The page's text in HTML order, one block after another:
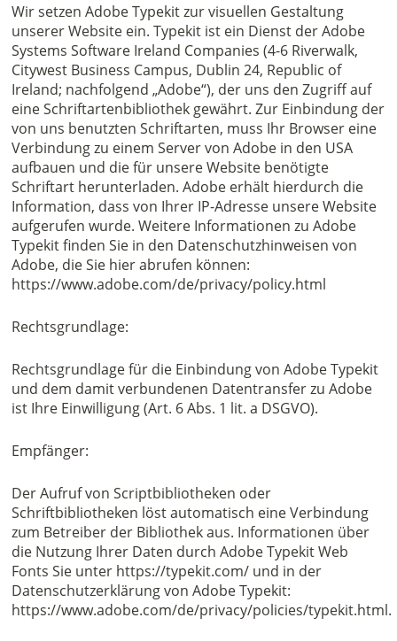
Wir setzen Adobe Typekit zur visuellen Gestaltung
unserer Website ein. Typekit ist ein Dienst der Adobe
Systems Software Ireland Companies (4-6 Riverwalk,
Citywest Business Campus, Dublin 24, Republic of
Ireland; nachfolgend „Adobe“), der uns den Zugriff auf
eine Schriftartenbibliothek gewährt. Zur Einbindung der
von uns benutzten Schriftarten, muss Ihr Browser eine
Verbindung zu einem Server von Adobe in den USA
aufbauen und die für unsere Website benötigte
Schriftart herunterladen. Adobe erhält hierdurch die
Information, dass von Ihrer IP-Adresse unsere Website
aufgerufen wurde. Weitere Informationen zu Adobe
Typekit finden Sie in den Datenschutzhinweisen von
Adobe, die Sie hier abrufen können:
https://www.adobe.com/de/privacy/policy.html
Rechtsgrundlage:
Rechtsgrundlage für die Einbindung von Adobe Typekit
und dem damit verbundenen Datentransfer zu Adobe
ist Ihre Einwilligung (Art. 6 Abs. 1 lit. a DSGVO).
Empfänger:
Der Aufruf von Scriptbibliotheken oder
Schriftbibliotheken löst automatisch eine Verbindung
zum Betreiber der Bibliothek aus. Informationen über
die Nutzung Ihrer Daten durch Adobe Typekit Web
Fonts Sie unter https://typekit.com/ und in der
Datenschutzerklärung von Adobe Typekit:
https://www.adobe.com/de/privacy/policies/typekit.html.